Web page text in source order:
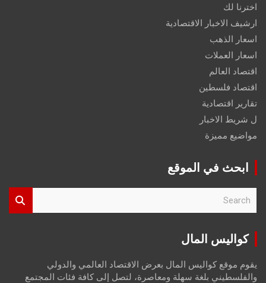
اخترنا لك
ارشيف الاخبار الاقتصادية
اسعار الذهب
اسعار العملات
اقتصاد العالم
اقتصاد فلسطين
تقارير اقتصادية
ل شريط الاخبار
مواضيع مميزة
ابحث في الموقع
r
كواليس المال
يقوم موقع كواليس المال بعرض الاقتصاد العالمي والدولي
والفلسطيني بلغة سهلة ومعاصرة، لتصل إلى كافة فئات المجتمع